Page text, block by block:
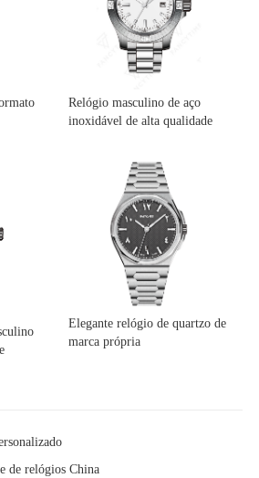
Relógio masculino de aço
inoxidável de alta qualidade
Elegante relógio de quartzo de
marca própria
de relógios China